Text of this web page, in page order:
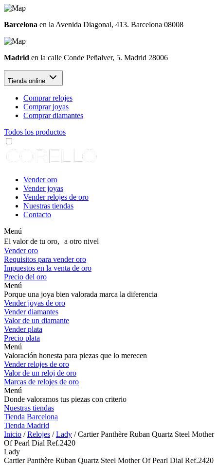
Barcelona en la Avenida Diagonal, 413. Barcelona 08008
Madrid en la calle Conde Peñalver, 5. Madrid 28006
Tienda online
Comprar relojes
Comprar joyas
Comprar diamantes
Todos los productos
Vender oro
Vender joyas
Vender relojes de oro
Nuestras tiendas
Contacto
Menú
El valor de tu oro, a otro nivel
Vender oro
Requisitos para vender oro
Impuestos en la venta de oro
Precio del oro
Menú
Porque una joya bien valorada marca la diferencia
Vender joyas de oro
Vender diamantes
Valor de un diamante
Vender plata
Precio plata
Menú
Valoración honesta para piezas que lo merecen
Vender relojes de oro
Valor de un reloj de oro
Marcas de relojes de oro
Menú
Donde valoramos tus piezas con criterio
Nuestras tiendas
Tienda Barcelona
Tienda Madrid
Inicio /Relojes /Lady / Cartier Panthère Ruban Quartz Steel Mother
Of Pearl Dial Ref.2420
Lady
Cartier Panthère Ruban Quartz Steel Mother Of Pearl Dial Ref.2420